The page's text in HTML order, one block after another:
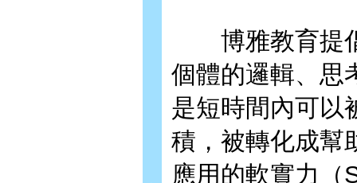
博雅教育提倡
個體的邏輯、思
是短時間內可以
積，被轉化成幫
應用的軟實力（